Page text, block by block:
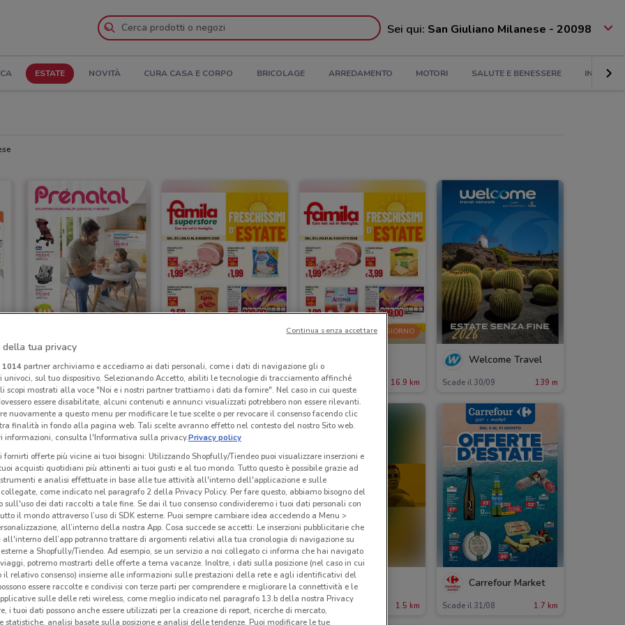
Sei qui: San Giuliano Milanese - 20098
ESTATE NOVITÀ CURA CASA E CORPO BRICOLAGE ARREDAMENTO MOTORI SALUTE E BENESSERE INFANZIA
Prenatal
Scade il 17/08 2.5 km
Famila Superstore
Scade domani 507 m
-1 GIORNO
Scade domani 16.9 km
Welcome Travel
Scade il 30/09 139 m
Valleverde
Scade il 22/09 166 m
Carrefour Express
Scade il 31/08 435 m
Kena Mobile
Scade il 02/09 1.5 km
Carrefour Market
Scade il 31/08 1.7 km
della tua privacy
1014partner archiviamo e accediamo ai dati personali, come i dati di navigazione gli o
sul tuo dispositivo. Selezionando Accetto, abiliti le tecnologie di tracciamento affinché
scopi mostrati alla voce "Noi e i nostri partner trattiamo i dati da fornire". Nel caso in cui queste
essere disabilitate, alcuni contenuti e annunci visualizzati potrebbero non essere rilevanti.
nuovamente a questo menu per modificare le tue scelte o per revocare il consenso facendo clic
finalità in fondo alla pagina web. Tali scelte avranno effetto nel contesto del nostro Sito web.
informazioni, consulta l'Informativa sulla privacy.Privacy policy
fornirti offerte più vicine ai tuoi bisogni: Utilizzando Shopfully/Tiendeo puoi visualizzare inserzioni e
acquisti quotidiani più attinenti ai tuoi gusti e al tuo mondo. Tutto questo è possibile grazie ad
e analisi effettuate in base alle tue attività all'interno dell'applicazione e sulle
come indicato nel paragrafo 2 della Privacy Policy. Per fare questo, abbiamo bisogno del
sull'uso dei dati raccolti a tale fine. Se dai il tuo consenso condivideremo i tuoi dati personali con
il mondo attraverso l’uso di SDK esterne. Puoi sempre cambiare idea accedendo a Menu >
all’interno della nostra App. Cosa succede se accetti: Le inserzioni pubblicitarie che
all'interno dell’app potranno trattare di argomenti relativi alla tua cronologia di navigazione su
a Shopfully/Tiendeo. Ad esempio, se un servizio a noi collegato ci informa che hai navigato
potremo mostrarti delle offerte a tema vacanze. Inoltre, i dati sulla posizione (nel caso in cui
il relativo consenso) insieme alle informazioni sulle prestazioni della rete e agli identificativi del
essere raccolte e condivisi con terze parti per comprendere e migliorare la connettività e le
sulle delle reti wireless, come meglio indicato nel paragrafo 13.b della nostra Privacy
i tuoi dati possono anche essere utilizzati per la creazione di report, ricerche di mercato,
statistiche, analisi basate sulla posizione e analisi delle tendenze. Puoi modificare le tue
Continua senza accettare